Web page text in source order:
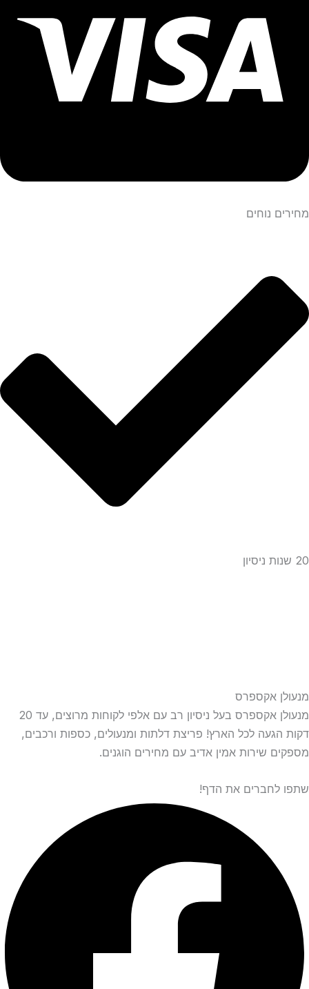
מחירים נוחים
20 שנות ניסיון
מנעולן אקספרס
מנעולן אקספרס בעל ניסיון רב עם אלפי לקוחות מרוצים, עד 20
דקות הגעה לכל הארץ! פריצת דלתות ומנעולים, כספות ורכבים,
מספקים שירות אמין אדיב עם מחירים הוגנים.
שתפו לחברים את הדף!